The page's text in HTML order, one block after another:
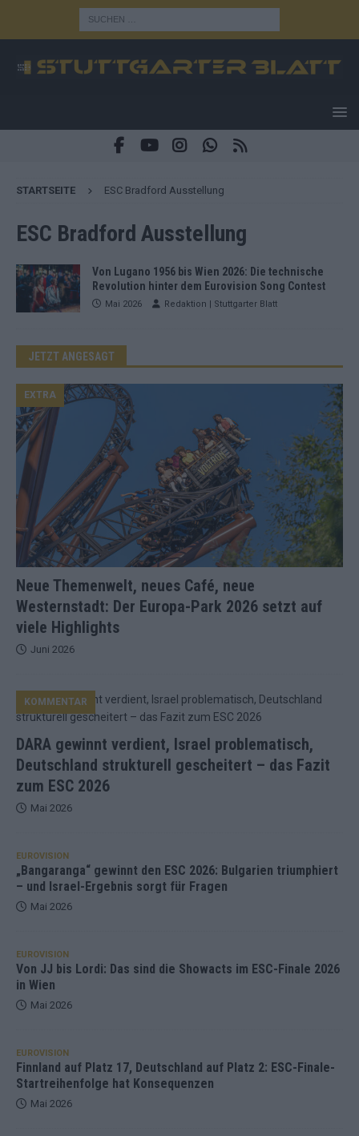
STARTSEITE ESC Bradford Ausstellung
ESC Bradford Ausstellung
Von Lugano 1956 bis Wien 2026: Die technische
Revolution hinter dem Eurovision Song Contest
Mai 2026 Redaktion | Stuttgarter Blatt
JETZT ANGESAGT
Neue Themenwelt, neues Café, neue
Westernstadt: Der Europa-Park 2026 setzt auf
viele Highlights
EXTRA
Juni 2026
DARA gewinnt verdient, Israel problematisch,
Deutschland strukturell gescheitert – das Fazit
zum ESC 2026
KOMMENTAR
Mai 2026
EUROVISION
„Bangaranga“ gewinnt den ESC 2026: Bulgarien triumphiert
– und Israel-Ergebnis sorgt für Fragen
Mai 2026
EUROVISION
Von JJ bis Lordi: Das sind die Showacts im ESC-Finale 2026
in Wien
Mai 2026
EUROVISION
Finnland auf Platz 17, Deutschland auf Platz 2: ESC-Finale-
Startreihenfolge hat Konsequenzen
Mai 2026